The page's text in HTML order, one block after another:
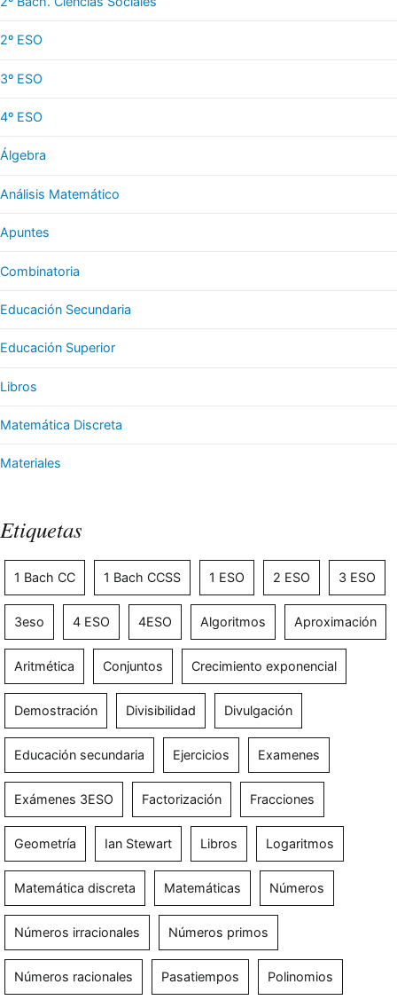
2º ESO
3º ESO
4º ESO
Álgebra
Análisis Matemático
Apuntes
Combinatoria
Educación Secundaria
Educación Superior
Libros
Matemática Discreta
Materiales
Etiquetas
1 Bach CC 1 Bach CCSS 1 ESO 2 ESO 3 ESO
3eso 4 ESO 4ESO Algoritmos Aproximación
Aritmética Conjuntos Crecimiento exponencial
Demostración Divisibilidad Divulgación
Educación secundaria Ejercicios Examenes
Exámenes 3ESO Factorización Fracciones
Geometría Ian Stewart Libros Logaritmos
Matemática discreta Matemáticas Números
Números irracionales Números primos
Números racionales Pasatiempos Polinomios